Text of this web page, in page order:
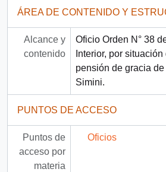
ÁREA DE CONTENIDO Y
Alcance y
contenido
Oficio Orden N° 38
Interior, por
pensión de gracia
Simini.
PUNTOS DE ACCESO
Puntos de
acceso por
materia
Oficios